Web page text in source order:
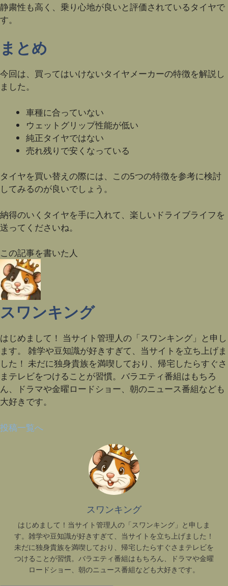
静粛性も高く、乗り心地が良いと評価されているタイヤで
す。
まとめ
今回は、買ってはいけないタイヤメーカーの特徴を解説し
ました。
車種に合っていない
ウェットグリップ性能が低い
純正タイヤではない
売れ残りで安くなっている
タイヤを買い替えの際には、この5つの特徴を参考に検討
してみるのが良いでしょう。
納得のいくタイヤを手に入れて、楽しいドライブライフを
送ってくださいね。
この記事を書いた人
スワンキング
はじめまして！ 当サイト管理人の「スワンキング」と申し
ます。 雑学や豆知識が好きすぎて、当サイトを立ち上げま
した！ 未だに独身貴族を満喫しており、帰宅したらすぐさ
まテレビをつけることが習慣。バラエティ番組はもちろ
ん、ドラマや金曜ロードショー、朝のニュース番組なども
大好きです。
投稿一覧へ
スワンキング
はじめまして！当サイト管理人の「スワンキング」と申しま
す。雑学や豆知識が好きすぎて、当サイトを立ち上げました！
未だに独身貴族を満喫しており、帰宅したらすぐさまテレビを
つけることが習慣。バラエティ番組はもちろん、ドラマや金曜
ロードショー、朝のニュース番組なども大好きです。